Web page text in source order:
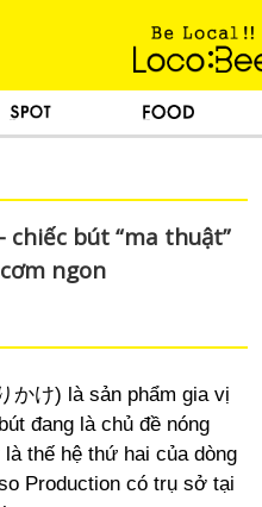
chiếc bút “ma thuật”
ngon
かけ) là sản phẩm gia vị
đang là chủ đề nóng
thế hệ thứ hai của dòng
Production có trụ sở tại